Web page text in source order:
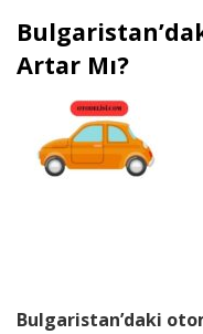
Artar Mı?
Bulgaristan’daki